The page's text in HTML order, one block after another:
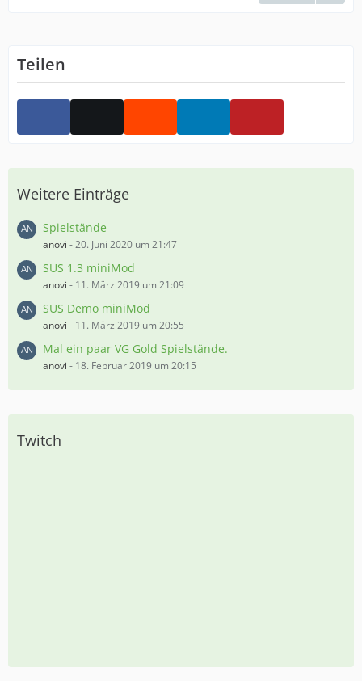
Teilen
Weitere Einträge
Spielstände
anovi -20. Juni 2020 um 21:47
SUS 1.3 miniMod
anovi - 11. März 2019 um 21:09
SUS Demo miniMod
anovi - 11. März 2019 um 20:55
Mal ein paar VG Gold Spielstände.
anovi - 18. Februar 2019 um 20:15
Twitch